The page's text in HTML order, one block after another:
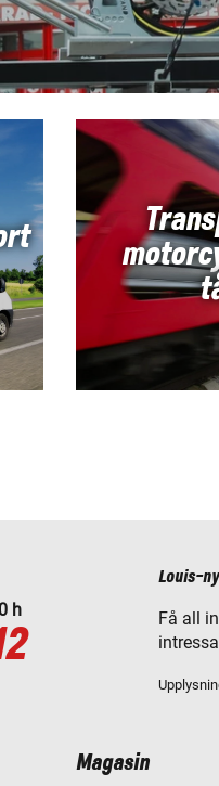
h
Louis-
Få all
Magasin